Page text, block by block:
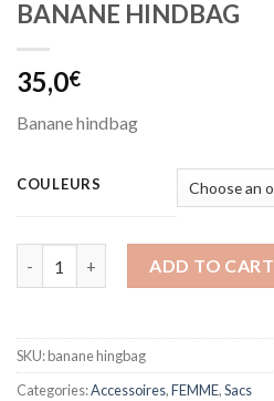
BANANE HINDBAG
35,0€
Banane hindbag
COULEURS
ADD TO CART
SKU:banane hingbag
Categories:Accessoires,FEMME,Sacs